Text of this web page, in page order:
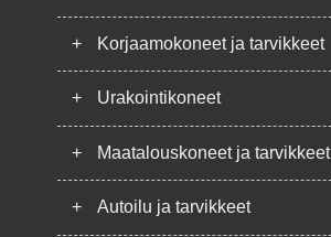
+ Korjaamokoneet ja tarvikkeet
+ Urakointikoneet
+ Maatalouskoneet ja tarvikkeet
+ Autoilu ja tarvikkeet